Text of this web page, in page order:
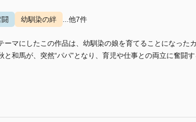
幼馴染の絆 ...他7件
ーマにしたこの作品は、幼馴染の娘を育てることになった
と和馬が、突然“パパ”となり、育児や仕事との両立に奮闘